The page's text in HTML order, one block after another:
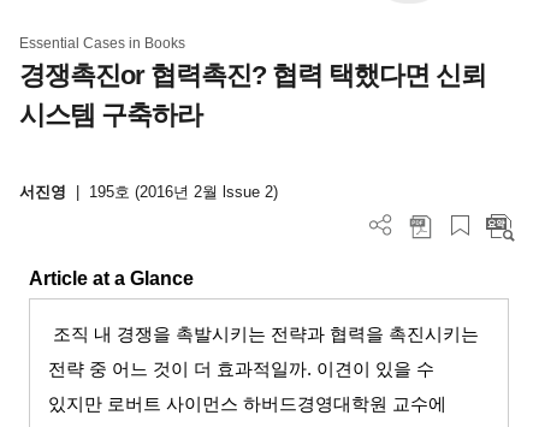
Essential Cases in Books
경쟁촉진or 협력촉진? 협력 택했다면 신뢰
시스템 구축하라
서진영 195호 (2016년 2월 lssue 2)
Article at a Glance
조직 내 경쟁을 촉발시키는 전략과 협력을 촉진시키는
전략 중 어느 것이 더 효과적일까. 이견이 있을 수
있지만 로버트 사이먼스 하버드경영대학원 교수에